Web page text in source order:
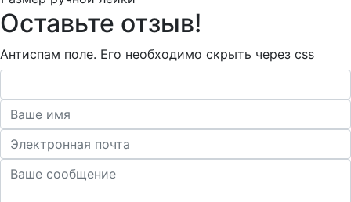
Оставьте отзыв!
Антиспам поле. Его необходимо скрыть через css